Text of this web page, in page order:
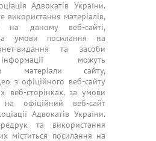
Адвокатів України.
використання матеріалів,
на даному веб-сайті,
умови посилання на
видання та засоби
можуть
матеріали сайту,
з офіційного веб-сайту
веб-сторінках, за умови
на офіційний веб-сайт
Адвокатів України.
та використання
міститься посилання на